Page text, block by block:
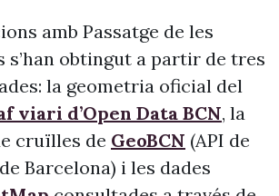
amb Passatge de les
s’han obtingut a partir de tres
la geometria oficial del
viari d’Open Data BCN, la
cruïlles de GeoBCN (API de
Barcelona) i les dades